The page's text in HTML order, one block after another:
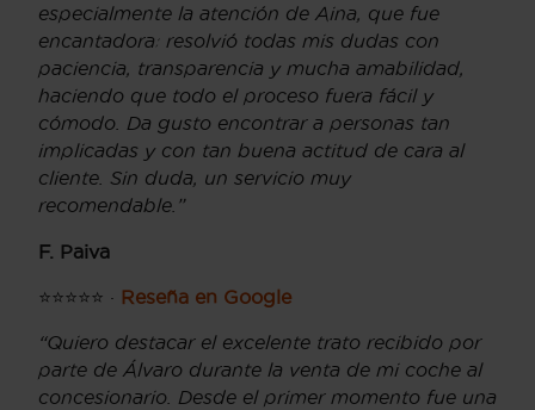
especialmente la atención de Aina, que fue
encantadora: resolvió todas mis dudas con
paciencia, transparencia y mucha amabilidad,
haciendo que todo el proceso fuera fácil y
cómodo. Da gusto encontrar a personas tan
implicadas y con tan buena actitud de cara al
cliente. Sin duda, un servicio muy
recomendable.”
F. Paiva
⭐⭐⭐⭐⭐ · Reseña en Google
“Quiero destacar el excelente trato recibido por
parte de Álvaro durante la venta de mi coche al
concesionario. Desde el primer momento fue una